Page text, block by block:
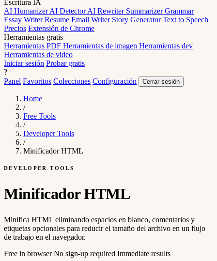
Escritura IA
AI HumanizerAI DetectorAI Rewriter SummarizerGrammar
Essay WriterResume Email Writer Story GeneratorText to Speech
Precios Extensión de Chrome
Herramientas gratis
Herramientas PDF Herramientas de imagen Herramientas dev
Herramientas de video
Iniciar sesión Probar gratis
?
Panel Favoritos Colecciones Configuración Cerrar sesión
Home
/
Free Tools
/
Developer Tools
/
Minificador HTML
DEVELOPER TOOLS
Minificador HTML
Minifica HTML eliminando espacios en blanco, comentarios y
etiquetas opcionales para reducir el tamaño del archivo en un flujo
de trabajo en el navegador.
Free in browserNo sign-up required Immediate results